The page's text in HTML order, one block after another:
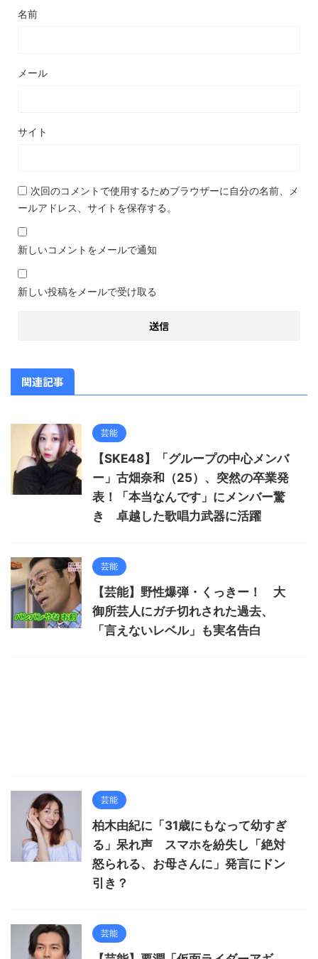
名前
メール
サイト
次回のコメントで使用するためブラウザーに自分の名前、メ
ールアドレス、サイトを保存する。
新しいコメントをメールで通知
新しい投稿をメールで受け取る
関連記事
芸能
【SKE48】「グループの中心メンバ
ー」古畑奈和（25）、突然の卒業発
表！「本当なんです」にメンバー驚
き 卓越した歌唱力武器に活躍
芸能
【芸能】野性爆弾・くっきー！ 大
御所芸人にガチ切れされた過去、
「言えないレベル」も実名告白
芸能
柏木由紀に「31歳にもなって幼すぎ
る」呆れ声 スマホを紛失し「絶対
怒られる、お母さんに」発言にドン
引き？
芸能